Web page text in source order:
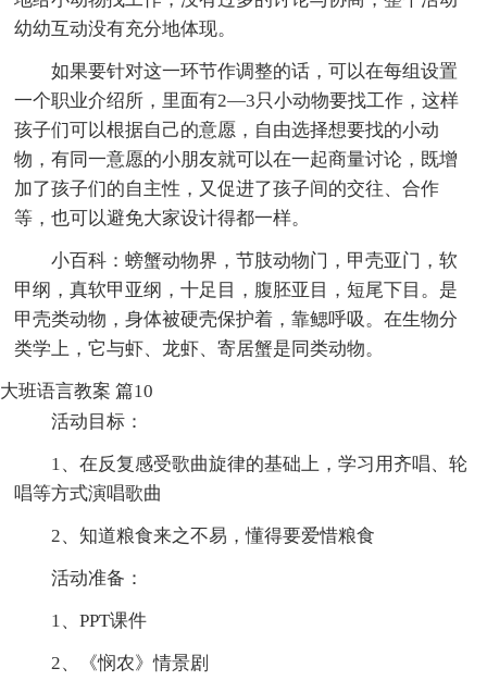
幼幼互动没有充分地体现。
如果要针对这一环节作调整的话，可以在每组设置
一个职业介绍所，里面有2—3只小动物要找工作，这样
孩子们可以根据自己的意愿，自由选择想要找的小动
物，有同一意愿的小朋友就可以在一起商量讨论，既增
加了孩子们的自主性，又促进了孩子间的交往、合作
等，也可以避免大家设计得都一样。
小百科：螃蟹动物界，节肢动物门，甲壳亚门，软
甲纲，真软甲亚纲，十足目，腹胚亚目，短尾下目。是
甲壳类动物，身体被硬壳保护着，靠鳃呼吸。在生物分
类学上，它与虾、龙虾、寄居蟹是同类动物。
大班语言教案 篇10
活动目标：
1、在反复感受歌曲旋律的基础上，学习用齐唱、轮
唱等方式演唱歌曲
2、知道粮食来之不易，懂得要爱惜粮食
活动准备：
1、PPT课件
2、《悯农》情景剧